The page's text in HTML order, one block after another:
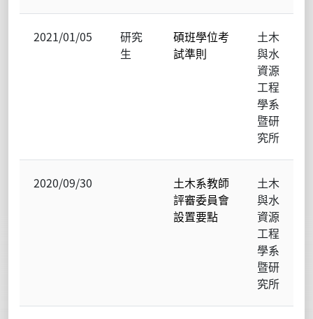
2021/01/05
研究
生
碩班學位考
試準則
土木
與水
資源
工程
學系
暨研
究所
2020/09/30
土木系教師
評審委員會
設置要點
土木
與水
資源
工程
學系
暨研
究所